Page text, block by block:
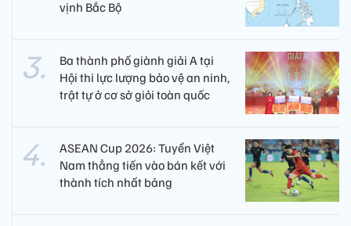
vịnh Bắc Bộ
Ba thành phố giành giải A tại
Hội thi lực lượng bảo vệ an ninh,
trật tự ở cơ sở giỏi toàn quốc
ASEAN Cup 2026: Tuyển Việt
Nam thẳng tiến vào bán kết với
thành tích nhất bảng